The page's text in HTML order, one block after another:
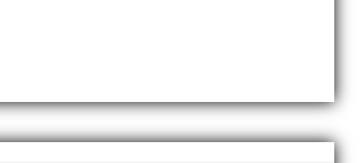
inomhus, dessutom sexa på VM inomhus och